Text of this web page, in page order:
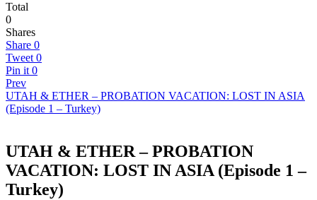
Total
0
Shares
Share 0
Tweet 0
Pin it 0
Prev
UTAH & ETHER – PROBATION VACATION: LOST IN ASIA
(Episode 1 – Turkey)
UTAH & ETHER – PROBATION
VACATION: LOST IN ASIA (Episode 1 –
Turkey)